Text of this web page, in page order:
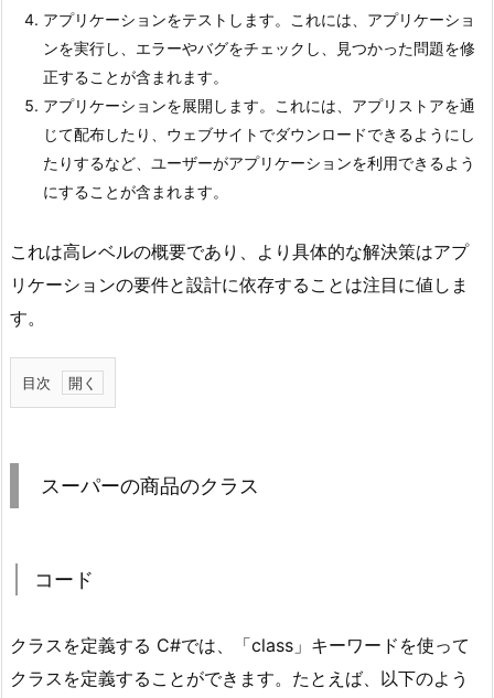
アプリケーションをテストします。これには、アプリケーショ
ンを実行し、エラーやバグをチェックし、見つかった問題を修
正することが含まれます。
アプリケーションを展開します。これには、アプリストアを通
じて配布したり、ウェブサイトでダウンロードできるようにし
たりするなど、ユーザーがアプリケーションを利用できるよう
にすることが含まれます。
これは高レベルの概要であり、より具体的な解決策はアプ
リケーションの要件と設計に依存することは注目に値しま
す。
目次
1.
パ
商
の
ク
スーパーの商品のクラス
コード
クラスを定義する C#では、「class」キーワードを使って
クラスを定義することができます。たとえば、以下のよう